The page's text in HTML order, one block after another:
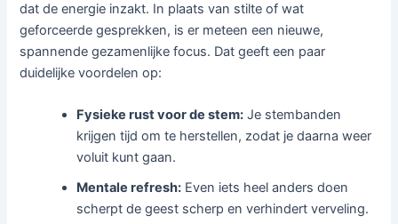
dat de energie inzakt. In plaats van stilte of wat
geforceerde gesprekken, is er meteen een nieuwe,
spannende gezamenlijke focus. Dat geeft een paar
duidelijke voordelen op:
Fysieke rust voor de stem: Je stembanden
krijgen tijd om te herstellen, zodat je daarna weer
voluit kunt gaan.
Mentale refresh: Even iets heel anders doen
scherpt de geest scherp en verhindert verveling.